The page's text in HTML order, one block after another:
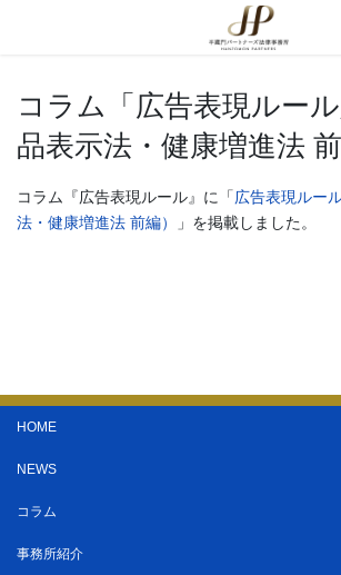
コラム「広告表現ルー
品表示法・健康増進法 前
コラム『広告表現ルール』に「広告表現ルー
法・健康増進法 前編）
」を掲載しました。
HOME
NEWS
コラム
事務所紹介